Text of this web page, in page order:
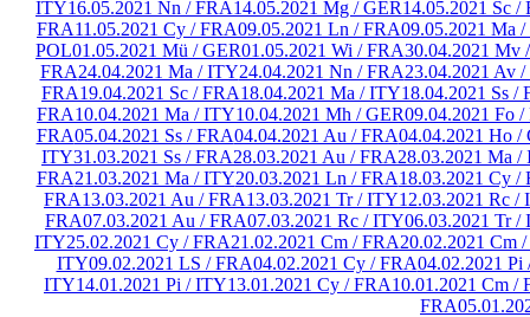
ITY16.05.2021 Nn / FRA14.05.2021 Mg / GER14.05.2021 Sc /
FRA11.05.2021 Cy / FRA09.05.2021 Ln / FRA09.05.2021 Ma
POL01.05.2021 Mü / GER01.05.2021 Wi / FRA30.04.2021 Mv
FRA24.04.2021 Ma / ITY24.04.2021 Nn / FRA23.04.2021 Av
FRA19.04.2021 Sc / FRA18.04.2021 Ma / ITY18.04.2021 Ss /
FRA10.04.2021 Ma / ITY10.04.2021 Mh / GER09.04.2021 Fo
FRA05.04.2021 Ss / FRA04.04.2021 Au / FRA04.04.2021 Ho /
ITY31.03.2021 Ss / FRA28.03.2021 Au / FRA28.03.2021 Ma /
FRA21.03.2021 Ma / ITY20.03.2021 Ln / FRA18.03.2021 Cy /
FRA13.03.2021 Au / FRA13.03.2021 Tr / ITY12.03.2021 Rc /
FRA07.03.2021 Au / FRA07.03.2021 Rc / ITY06.03.2021 Tr /
ITY25.02.2021 Cy / FRA21.02.2021 Cm / FRA20.02.2021 Cm
ITY09.02.2021 LS / FRA04.02.2021 Cy / FRA04.02.2021
ITY14.01.2021 Pi / ITY13.01.2021 Cy / FRA10.01.2021 Cm /
FRA